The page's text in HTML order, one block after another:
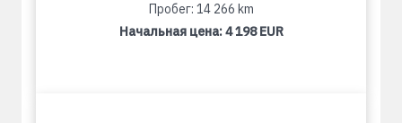
Пробег: 14 266 km
Начальная цена:4 198 EUR